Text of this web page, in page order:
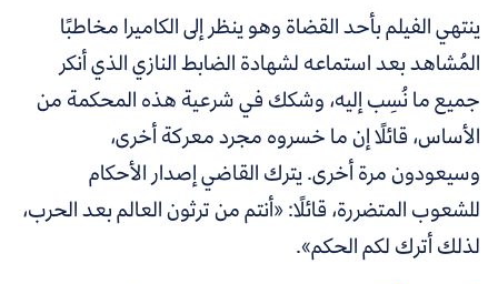
ينتهي الفيلم بأحد القضاة وهو ينظر إلى الكاميرا مخاطبًا
المُشاهد بعد استماعه لشهادة الضابط النازي الذي أنكر
جميع ما نُسِب إليه، وشكك في شرعية هذه المحكمة من
الأساس، قائلًا إن ما خسروه مجرد معركة أخرى،
وسيعودون مرة أخرى. يترك القاضي إصدار الأحكام
للشعوب المتضررة، قائلًا: «أنتم من ترثون العالم بعد الحرب،
لذلك أترك لكم الحكم».